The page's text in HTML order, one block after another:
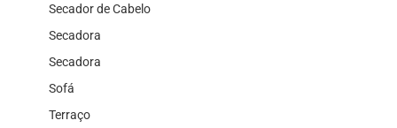
Secador de Cabelo
Secadora
Secadora
Sofá
Terraço